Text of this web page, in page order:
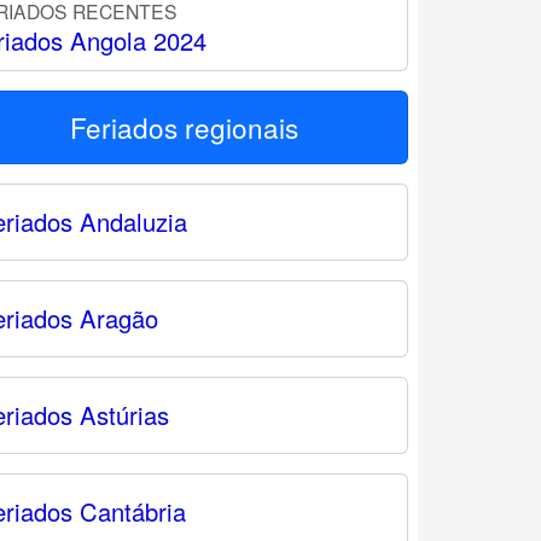
RECENTES
Angola 2024
Feriados regionais
Andaluzia
Aragão
Astúrias
Cantábria